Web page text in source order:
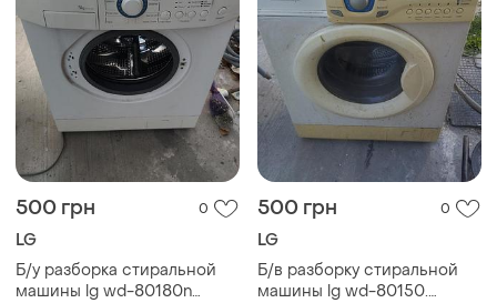
500 грн 0
LG
Б/у разборка стиральной
машины lg wd-80180n
500 грн 0
LG
Б/в разборку стиральной
машины lg wd-80150.